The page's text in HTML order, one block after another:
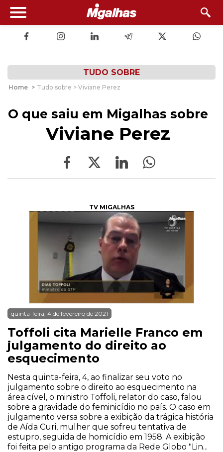
TUDO SOBRE
Home > Tudo sobre > Viviane Perez
O que saiu em Migalhas sobre
Viviane Perez
TV MIGALHAS
quinta-feira, 4 de fevereiro de 2021
Toffoli cita Marielle Franco em
julgamento do direito ao
esquecimento
Nesta quinta-feira, 4, ao finalizar seu voto no
julgamento sobre o direito ao esquecimento na
área cível, o ministro Toffoli, relator do caso, falou
sobre a gravidade do feminicídio no país. O caso em
julgamento versa sobre a exibição da trágica história
de Aída Curi, mulher que sofreu tentativa de
estupro, seguida de homicídio em 1958. A exibição
foi feita pelo antigo programa da Rede Globo "Lin...